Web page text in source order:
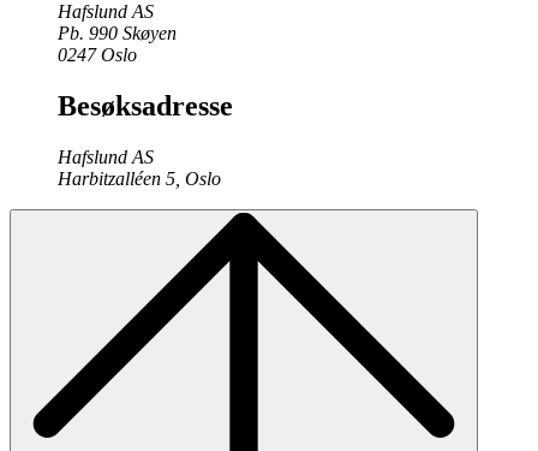
Hafslund AS
Pb. 990 Skøyen
0247 Oslo
Besøksadresse
Hafslund AS
Harbitzalléen 5, Oslo